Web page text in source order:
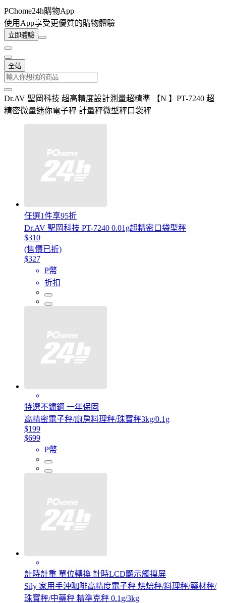
PChome24h購物App
使用App享受更優質的購物體驗
立即體驗
全站
Dr.AV 聖岡科技 超高精度設計測量超精準 【N 】PT-7240 超
精密微量迷你電子秤 計量秤微型秤口袋秤
任選1件享95折
Dr.AV 聖岡科技 PT-7240 0.01g超精密口袋型秤
$310
(售價已折)
$327
P幣
折扣
特選不鏽鋼 一年保固
高精密電子秤/廚房料理秤/珠寶秤3kg/0.1g
$199
$699
P幣
計時計重 單位轉換 計時LCD顯示觸摸屏
Sily 家用手沖咖啡高精度電子秤 烘焙秤/料理秤/藥材秤/
珠寶秤/中藥秤 精準克秤 0.1g/3kg